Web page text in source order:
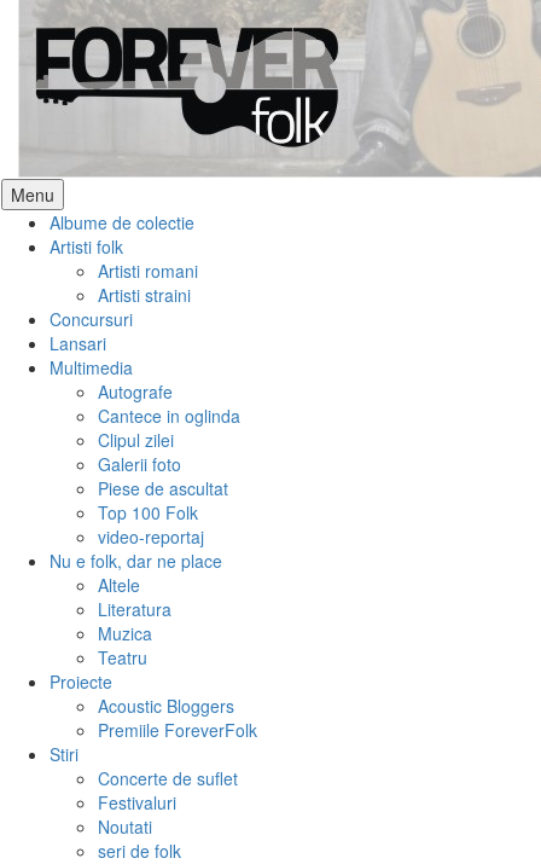
Menu Skip
to
content
Albume de colectie
Artisti folk
Artisti romani
Artisti straini
Concursuri
Lansari
Multimedia
Autografe
Cantece in oglinda
Clipul zilei
Galerii foto
Piese de ascultat
Top 100 Folk
video-reportaj
Nu e folk, dar ne place
Altele
Literatura
Muzica
Teatru
Proiecte
Acoustic Bloggers
Premiile ForeverFolk
Stiri
Concerte de suflet
Festivaluri
Noutati
seri de folk